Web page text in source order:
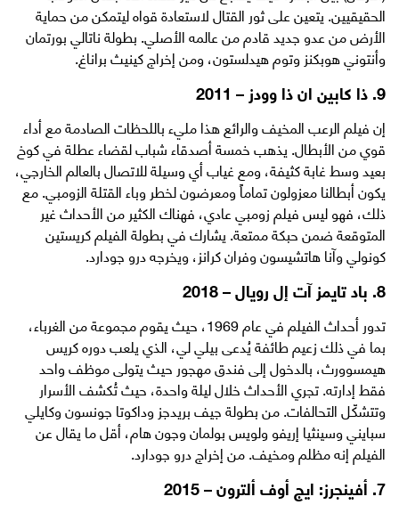
الحقيقيين. يتعين على ثور القتال لاستعادة قواه ليتمكن من حماية
الأرض من عدو جديد قادم من عالمه الأصلي. بطولة ناتالي بورتمان
وأنتوني هوبكنز وتوم هيدلستون، ومن إخراج كينيث براناغ.
9. ذا كابين ان ذا وودز – 2011
إن فيلم الرعب المخيف والرائع هذا مليء باللحظات الصادمة مع أداء
قوي من الأبطال. يذهب خمسة أصدقاء شباب لقضاء عطلة في كوخ
بعيد وسط غابة كثيفة، ومع غياب أي وسيلة للاتصال بالعالم الخارجي،
يكون أبطالنا معزولون تماماً ومعرضون لخطر وباء القتلة الزومبي. مع
ذلك، فهو ليس فيلم زومبي عادي، فهناك الكثير من الأحداث غير
المتوقعة ضمن حبكة ممتعة. يشارك في بطولة الفيلم كريستين
كونولي وآنا هاتشيسون وفران كرانز، ويخرجه درو جودارد.
8. باد تايمز آت إل رويال – 2018
تدور أحداث الفيلم في عام 1969، حيث يقوم مجموعة من الغرباء،
بما في ذلك زعيم طائفة يُدعى بيلي لي، الذي يلعب دوره كريس
هيمسوورث، بالدخول إلى فندق مهجور حيث يتولى موظف واحد
فقط إدارته. تجري الأحداث خلال ليلة واحدة، حيث تُكشف الأسرار
وتتشكّل التحالفات. من بطولة جيف بريدجز وداكوتا جونسون وكايلي
سبايني وسينثيا إريفو ولويس بولمان وجون هام، أقل ما يقال عن
الفيلم إنه مظلم ومخيف. من إخراج درو جودارد.
7. أفينجرز: ايج أوف ألترون – 2015